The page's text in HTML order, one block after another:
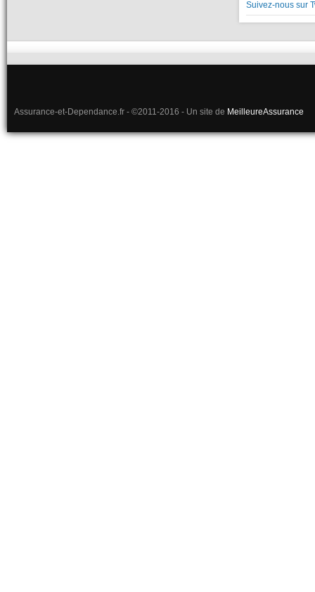
Suivez-nous sur
Assurance-et-Dependance.fr - ©2011-2016 - Un site de MeilleureAssurance